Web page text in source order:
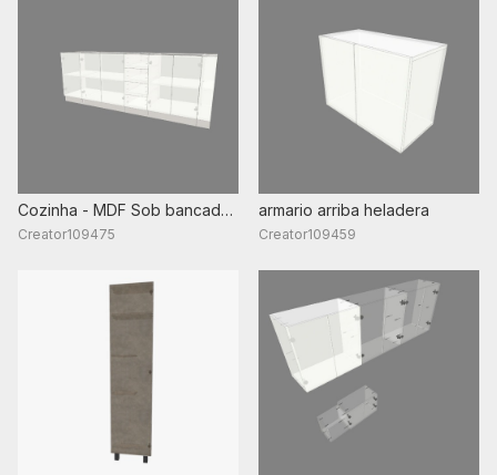
Cozinha - MDF Sob bancada
4300mmx600mm
Creator109475
armario arriba heladera
Creator109459